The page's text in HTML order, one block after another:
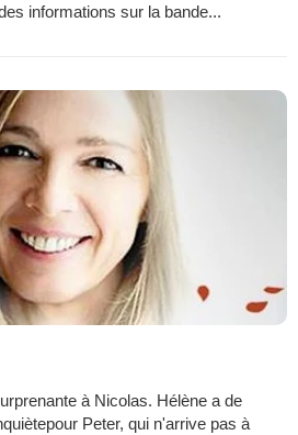
informations sur la bande...
à Nicolas. Hélène a de
Peter, qui n'arrive pas à